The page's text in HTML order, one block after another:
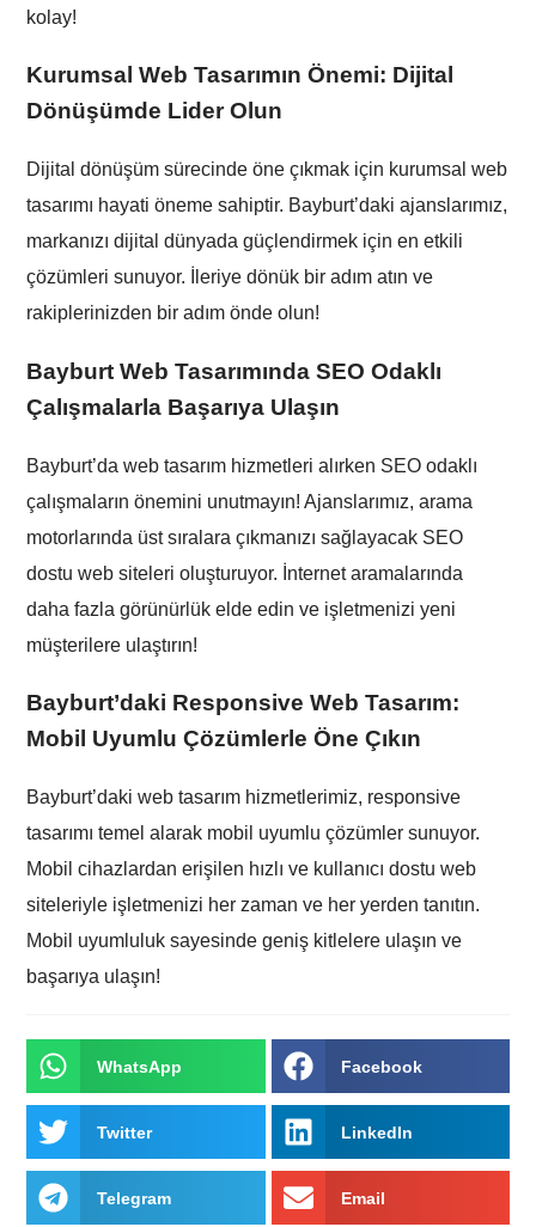
kolay!
Kurumsal Web Tasarımın Önemi: Dijital
Dönüşümde Lider Olun
Dijital dönüşüm sürecinde öne çıkmak için kurumsal web
tasarımı hayati öneme sahiptir. Bayburt’daki ajanslarımız,
markanızı dijital dünyada güçlendirmek için en etkili
çözümleri sunuyor. İleriye dönük bir adım atın ve
rakiplerinizden bir adım önde olun!
Bayburt Web Tasarımında SEO Odaklı
Çalışmalarla Başarıya Ulaşın
Bayburt’da web tasarım hizmetleri alırken SEO odaklı
çalışmaların önemini unutmayın! Ajanslarımız, arama
motorlarında üst sıralara çıkmanızı sağlayacak SEO
dostu web siteleri oluşturuyor. İnternet aramalarında
daha fazla görünürlük elde edin ve işletmenizi yeni
müşterilere ulaştırın!
Bayburt’daki Responsive Web Tasarım:
Mobil Uyumlu Çözümlerle Öne Çıkın
Bayburt’daki web tasarım hizmetlerimiz, responsive
tasarımı temel alarak mobil uyumlu çözümler sunuyor.
Mobil cihazlardan erişilen hızlı ve kullanıcı dostu web
siteleriyle işletmenizi her zaman ve her yerden tanıtın.
Mobil uyumluluk sayesinde geniş kitlelere ulaşın ve
başarıya ulaşın!
WhatsApp Facebook
Twitter LinkedIn
Telegram Email